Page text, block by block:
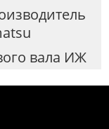
вала ИЖ